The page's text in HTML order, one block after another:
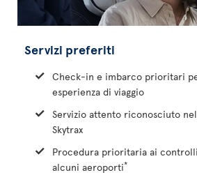
Servizi preferiti
Check-in e imbarco prioritari
esperienza di viaggio
Servizio attento riconosciuto
Skytrax
Procedura prioritaria ai
alcuni aeroporti*